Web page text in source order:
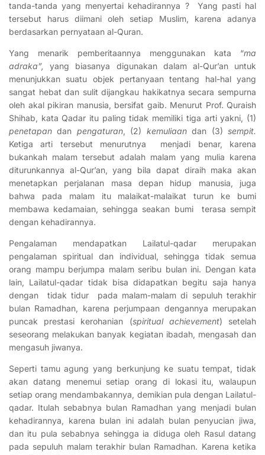
tanda-tanda yang menyertai kehadirannya ? Yang pasti hal
tersebut harus diimani oleh setiap Muslim, karena adanya
berdasarkan pernyataan al-Quran.
Yang menarik pemberitaannya menggunakan kata “ma
adraka”,yang biasanya digunakan dalam al-Qur’an untuk
menunjukkan suatu objek pertanyaan tentang hal-hal yang
sangat hebat dan sulit dijangkau hakikatnya secara sempurna
oleh akal pikiran manusia, bersifat gaib. Menurut Prof. Quraish
Shihab, kata Qadar itu paling tidak memiliki tiga arti yakni, (1)
penetapandan pengaturan, (2) kemuliaandan (3)sempit.
Ketiga arti tersebut menurutnya menjadi benar, karena
bukankah malam tersebut adalah malam yang mulia karena
diturunkannya al-Qur’an, yang bila dapat diraih maka akan
menetapkan perjalanan masa depan hidup manusia, juga
bahwa pada malam itu malaikat-malaikat turun ke bumi
membawa kedamaian, sehingga seakan bumi terasa sempit
dengan kehadirannya.
Pengalaman mendapatkan Lailatul-qadar merupakan
pengalaman spiritual dan individual, sehingga tidak semua
orang mampu berjumpa malam seribu bulan ini. Dengan kata
lain, Lailatul-qadar tidak bisa didapatkan begitu saja hanya
dengan tidak tidur pada malam-malam di sepuluh terakhir
bulan Ramadhan, karena perjumpaan dengannya merupakan
puncak prestasi kerohanian (spiritual achievement) setelah
seseorang melakukan banyak kegiatan ibadah, mengasah dan
mengasuh jiwanya.
Seperti tamu agung yang berkunjung ke suatu tempat, tidak
akan datang menemui setiap orang di lokasi itu, walaupun
setiap orang mendambakannya, demikian pula dengan Lailatul-
qadar. Itulah sebabnya bulan Ramadhan yang menjadi bulan
kehadirannya, karena bulan ini adalah bulan penyucian jiwa,
dan itu pula sebabnya sehingga ia diduga oleh Rasul datang
pada sepuluh malam terakhir bulan Ramadhan. Karena ketika